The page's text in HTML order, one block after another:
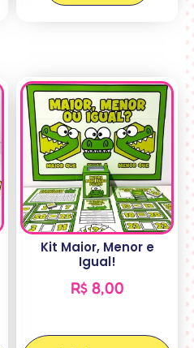
Kit Maior, Menor e
Igual!
R$8,00